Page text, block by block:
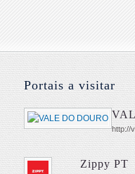
Portais a visitar
http://
Zippy PT